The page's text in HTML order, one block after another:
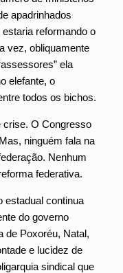
apadrinhados
reformando o
vez, obliquamente
ela
elefante, o
todos os bichos.
crise. O Congresso
ninguém fala na
Nenhum
federativa.
estadual continua
do governo
de Poxoréu, Natal,
e lucidez de
sindical que